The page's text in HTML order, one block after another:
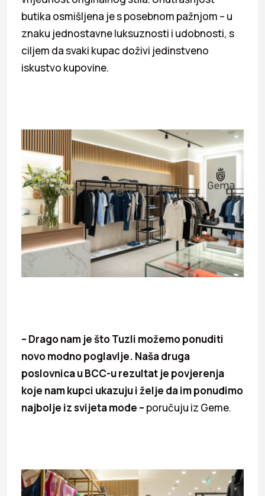
butika osmišljena je s posebnom pažnjom – u
znaku jednostavne luksuznosti i udobnosti, s
ciljem da svaki kupac doživi jedinstveno
iskustvo kupovine.
– Drago nam je što Tuzli možemo ponuditi
novo modno poglavlje. Naša druga
poslovnica u BCC-u rezultat je povjerenja
koje nam kupci ukazuju i želje da im ponudimo
najbolje iz svijeta mode – poručuju iz Geme.